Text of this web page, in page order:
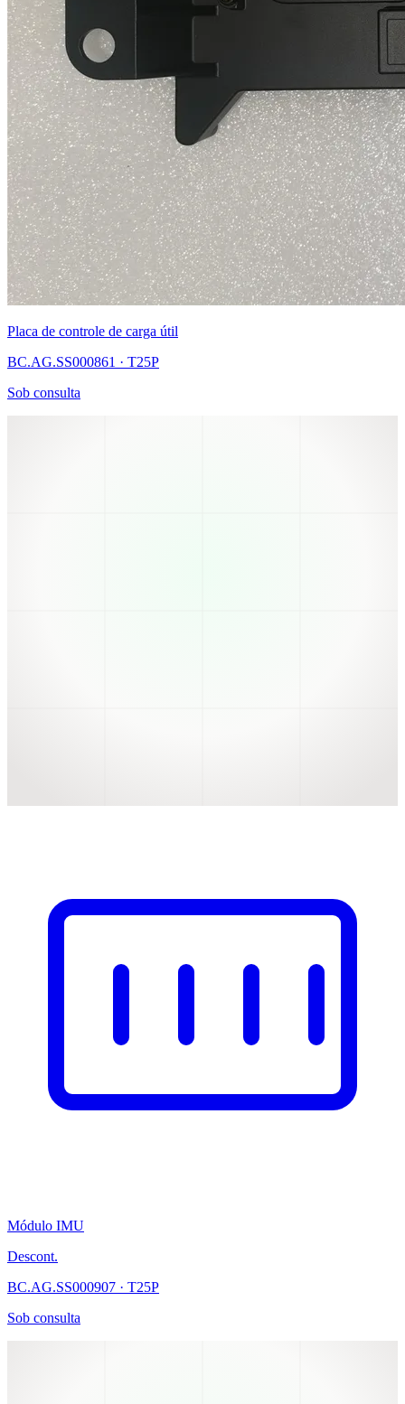
Placa de controle de carga útil
BC.AG.SS000861 · T25P
Sob consulta
Módulo IMU
Descont.
BC.AG.SS000907 · T25P
Sob consulta